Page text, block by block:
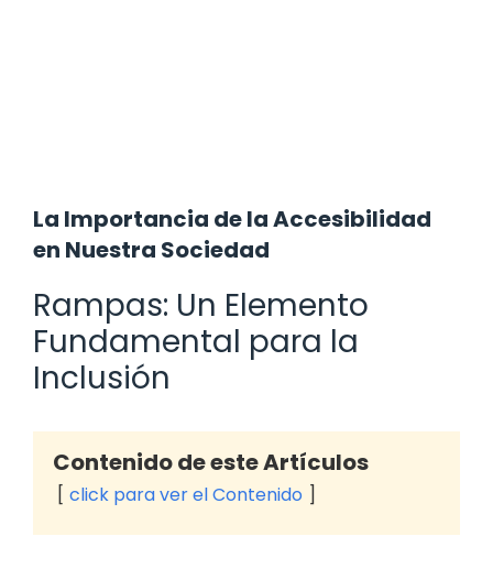
La Importancia de la Accesibilidad
en Nuestra Sociedad
Rampas: Un Elemento
Fundamental para la
Inclusión
Contenido de este Artículos
click para ver el Contenido